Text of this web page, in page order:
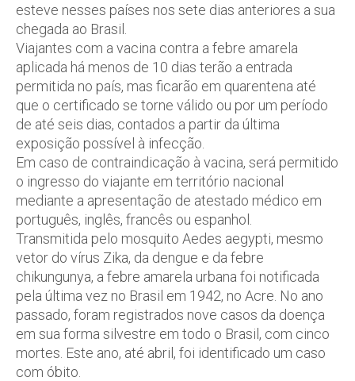
esteve nesses países nos sete dias anteriores a sua
chegada ao Brasil.
Viajantes com a vacina contra a febre amarela
aplicada há menos de 10 dias terão a entrada
permitida no país, mas ficarão em quarentena até
que o certificado se torne válido ou por um período
de até seis dias, contados a partir da última
exposição possível à infecção.
Em caso de contraindicação à vacina, será permitido
o ingresso do viajante em território nacional
mediante a apresentação de atestado médico em
português, inglês, francês ou espanhol.
Transmitida pelo mosquito Aedes aegypti, mesmo
vetor do vírus Zika, da dengue e da febre
chikungunya, a febre amarela urbana foi notificada
pela última vez no Brasil em 1942, no Acre. No ano
passado, foram registrados nove casos da doença
em sua forma silvestre em todo o Brasil, com cinco
mortes. Este ano, até abril, foi identificado um caso
com óbito.